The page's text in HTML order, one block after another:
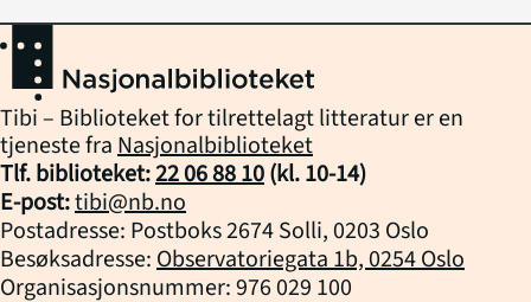
Tibi – Biblioteket for tilrettelagt litteratur er en
tjeneste fraNasjonalbiblioteket
Tlf. biblioteket:22 06 88 10(kl.10-14)
E-post:tibi@nb.no
Postadresse: Postboks 2674 Solli, 0203 Oslo
Besøksadresse:Observatoriegata 1b, 0254 Oslo
Organisasjonsnummer: 976 029 100